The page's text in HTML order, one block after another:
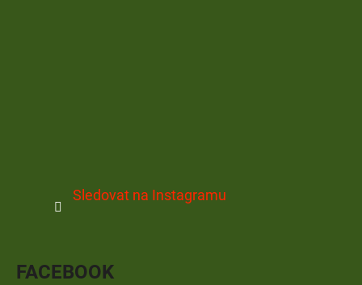
Sledovat na Instagramu
FACEBOOK